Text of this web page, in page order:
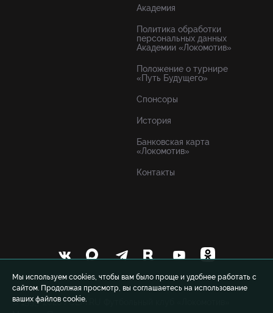
Мы используем cookies, чтобы вам было проще и удобнее работать с
сайтом. Продолжая просмотр, вы соглашаетесь на использование
ваших файлов cookie.
Академия
Политика обработки
персональных данных
Академии «Локомотив»
Положение о турнире
«Путь Будущего»
Спонсоры
История
Банковская карта
«Локомотив»
Контакты
© 1999-2026 FCLM.RU Футбольный клуб «Локомотив»